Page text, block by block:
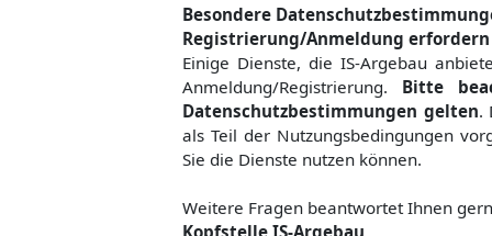
Besondere
Registrierung/Anmeldung erfordern
Einige Dienste, die IS-Argebau
Anmeldung/Registrierung. Bitte
Datenschutzbestimmungen gelten.
als Teil der Nutzungsbedingungen
Sie die Dienste nutzen können.
Weitere Fragen beantwortet Ihnen
Kopfstelle IS-Argebau